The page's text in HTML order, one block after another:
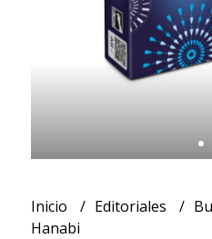
Inicio Editoriales
Hanabi